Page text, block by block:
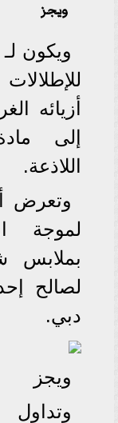
ويجز
ويكون لـ
أزيائه
إلى
اللاذعة.
وتعرض
لموجة
بملابس
لصالح
دبي.
ويجز